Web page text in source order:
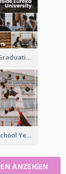
University Graduation Yearbook Photo Book
2021 High School Yearbook Photo Book
ANZEIGEN